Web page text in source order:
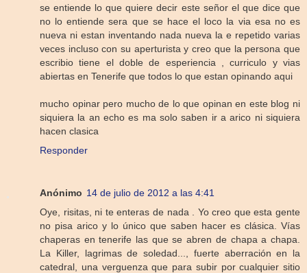
se entiende lo que quiere decir este señor el que dice que
no lo entiende sera que se hace el loco la via esa no es
nueva ni estan inventando nada nueva la e repetido varias
veces incluso con su aperturista y creo que la persona que
escribio tiene el doble de esperiencia , curriculo y vias
abiertas en Tenerife que todos lo que estan opinando aqui
mucho opinar pero mucho de lo que opinan en este blog ni
siquiera la an echo es ma solo saben ir a arico ni siquiera
hacen clasica
Responder
Anónimo 14 de julio de 2012 a las 4:41
Oye, risitas, ni te enteras de nada . Yo creo que esta gente
no pisa arico y lo único que saben hacer es clásica. Vías
chaperas en tenerife las que se abren de chapa a chapa.
La Killer, lagrimas de soledad..., fuerte aberración en la
catedral, una verguenza que para subir por cualquier sitio